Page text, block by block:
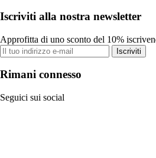
Iscriviti alla nostra newsletter
Approfitta di uno sconto del 10%
Iscriviti
Rimani connesso
Seguici sui social